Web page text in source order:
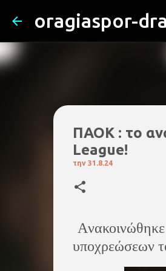
oragiaspor-
ΠΑΟΚ : το
League!
την 31.8.24
υποχρεώσεων